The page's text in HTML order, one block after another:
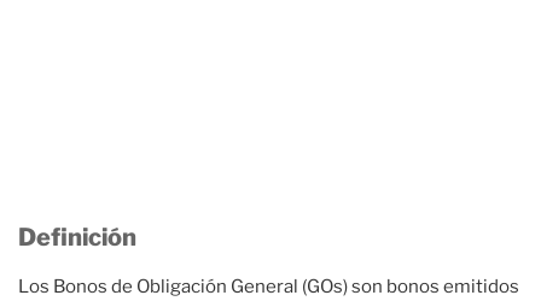
Definición
Los Bonos de Obligación General (GOs) son bonos emitidos